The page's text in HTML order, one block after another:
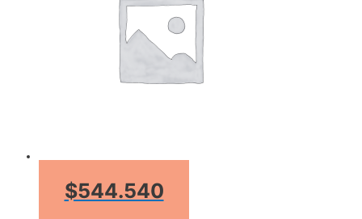
$544.540